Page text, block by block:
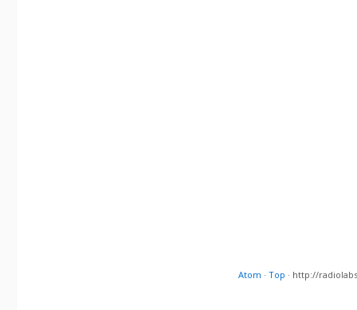
Atom · Top · http://